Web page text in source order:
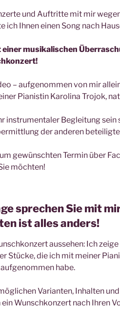
und Auftritte mit mir
ich Ihnen einen Song nach
einer musikalischen
– aufgenommen von mir
Pianistin Karolina Trojok,
instrumentaler Begleitung sein
der anderen
gewünschten Termin über
möchten!
sprechen Sie mit
ist alles anders!
aussehen: Ich
Stücke, die ich mit meiner
habe.
Varianten, Inhalten
Wunschkonzert nach Ihren